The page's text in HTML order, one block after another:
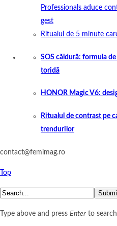
Professionals aduce
gest
Ritualul de 5 minute
SOS căldură: formula
toridă
HONOR Magic V6:
Ritualul de contrast pe
trendurilor
contact@femimag.ro
Top
Type above and press Enter to